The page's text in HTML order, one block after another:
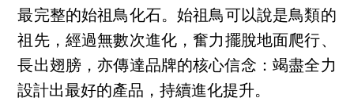
最完整的始祖鳥化石。始祖鳥可以說是鳥類的
祖先，經過無數次進化，奮力擺脫地面爬行、
長出翅膀，亦傳達品牌的核心信念：竭盡全力
設計出最好的產品，持續進化提升。